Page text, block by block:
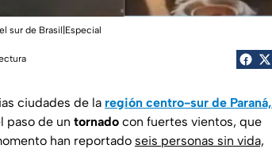
sur de Brasil|Especial
ciudades de la región centro-sur de Paraná,
paso de un tornado con fuertes vientos, que
han reportado seis personas sin vida,